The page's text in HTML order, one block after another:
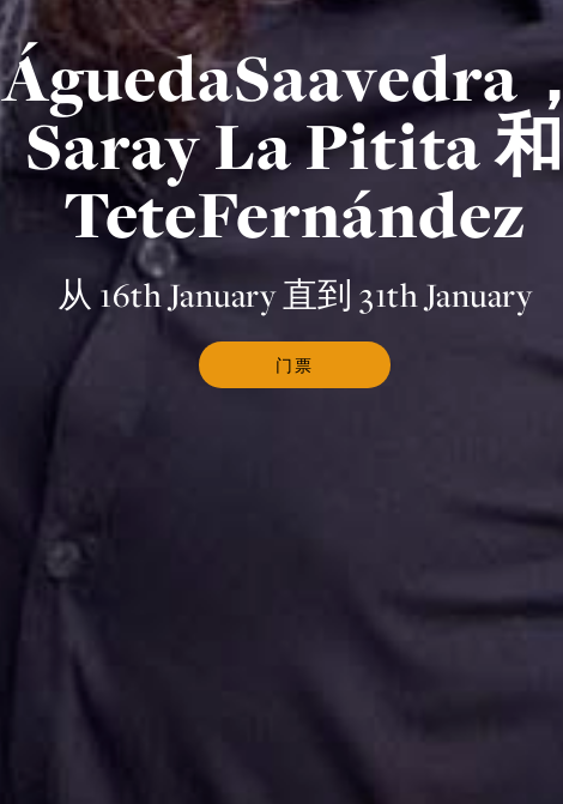
ÁguedaSaavedra
Saray La Pitita 和
TeteFernández
从 16th January 直到 31th January
门票